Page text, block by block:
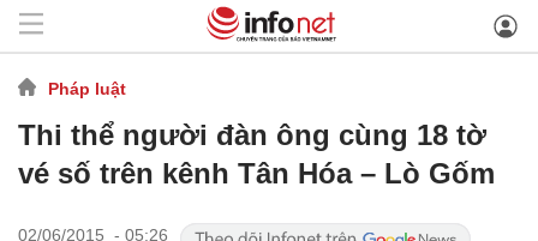
Pháp luật
Thi thể người đàn ông cùng 18 tờ
vé số trên kênh Tân Hóa – Lò Gốm
02/06/2015 - 05:26